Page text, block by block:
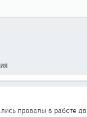
провалы в работе